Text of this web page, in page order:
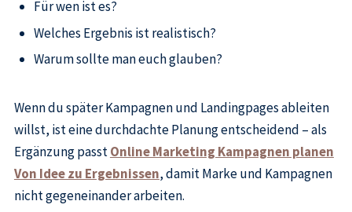
Für wen ist es?
Welches Ergebnis ist realistisch?
Warum sollte man euch glauben?
Wenn du später Kampagnen und Landingpages ableiten
willst, ist eine durchdachte Planung entscheidend – als
Ergänzung passtOnline Marketing Kampagnen planen
Von Idee zu Ergebnissen, damit Marke und Kampagnen
nicht gegeneinander arbeiten.